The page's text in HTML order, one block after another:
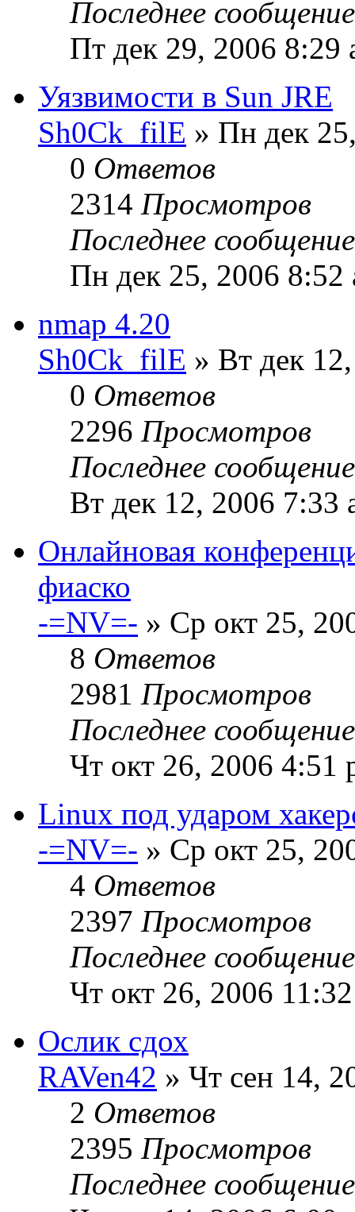
Последнее
Пт дек 29, 2006 8:29
Уязвимости в Sun JRE
Sh0Ck_filE » Пн дек
0 Ответов
2314 Просмотров
Последнее
Пн дек 25, 2006 8:52
nmap 4.20
Sh0Ck_filE » Вт дек
0 Ответов
2296 Просмотров
Последнее
Вт дек 12, 2006 7:33
Онлайновая
фиаско
-=NV=- » Ср окт 25,
8 Ответов
2981 Просмотров
Последнее
Чт окт 26, 2006 4:51
Linux под ударом
-=NV=- » Ср окт 25,
4 Ответов
2397 Просмотров
Последнее
Чт окт 26, 2006
Ослик сдох
RAVen42 » Чт сен 14,
2 Ответов
2395 Просмотров
Последнее